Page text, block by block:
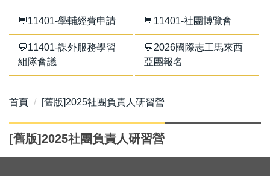
💬11401-學輔經費申請 💬11401-社團博覽會
💬11401-課外服務學習
組隊會議
💬2026國際志工馬來西
亞團報名
首頁 [舊版]2025社團負責人研習營
[舊版]2025社團負責人研習營